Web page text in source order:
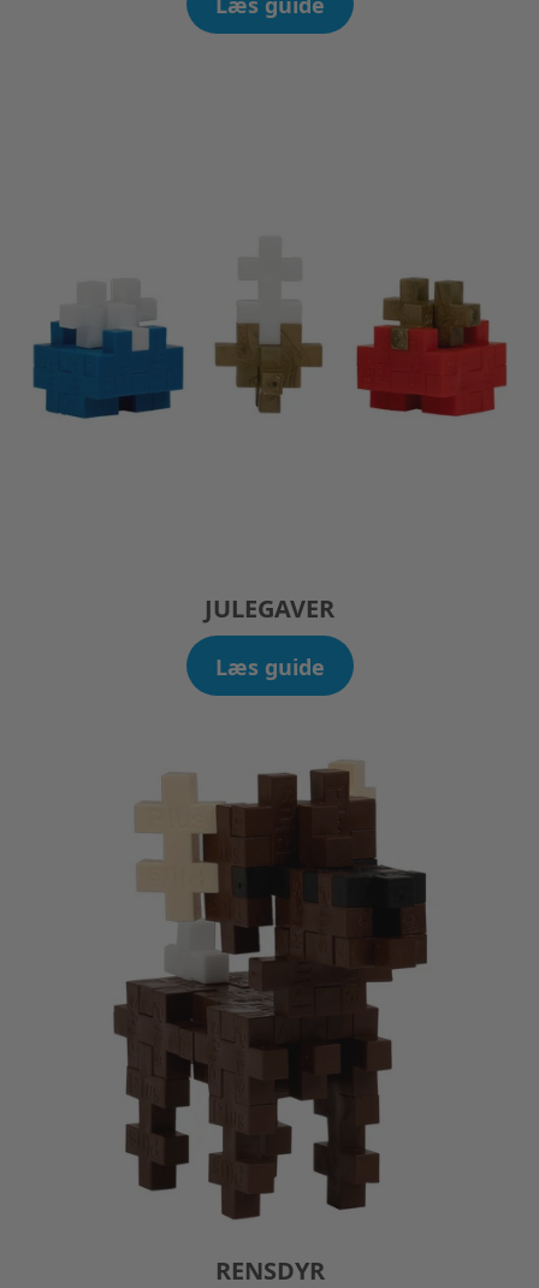
JULEGAVER
Læs guide
RENSDYR